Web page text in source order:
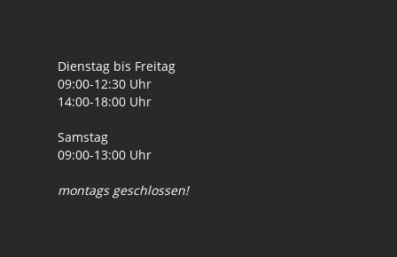
Dienstag bis Freitag
09:00-12:30 Uhr
14:00-18:00 Uhr
Samstag
09:00-13:00 Uhr
montags geschlossen!